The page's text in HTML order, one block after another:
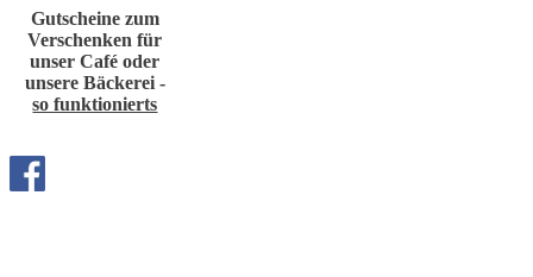
Gutscheine zum
Verschenken für
unser Café oder
unsere Bäckerei -
so funktionierts